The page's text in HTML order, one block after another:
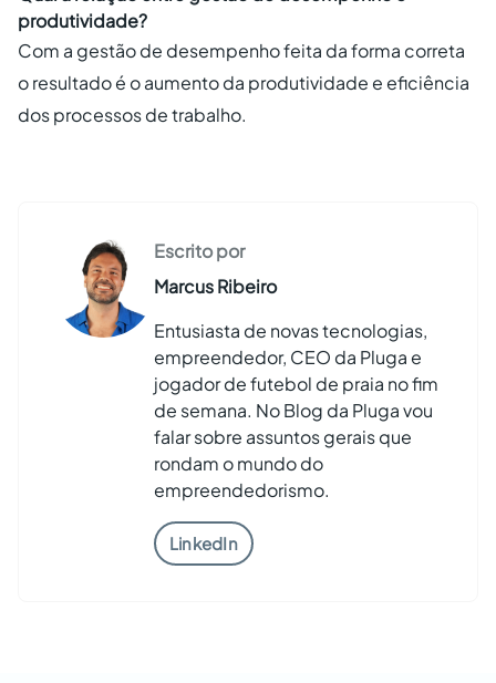
produtividade?
Com a gestão de desempenho feita da forma correta
o resultado é o aumento da produtividade e eficiência
dos processos de trabalho.
Escrito por
Marcus Ribeiro
Entusiasta de novas tecnologias,
empreendedor, CEO da Pluga e
jogador de futebol de praia no fim
de semana. No Blog da Pluga vou
falar sobre assuntos gerais que
rondam o mundo do
empreendedorismo.
LinkedIn